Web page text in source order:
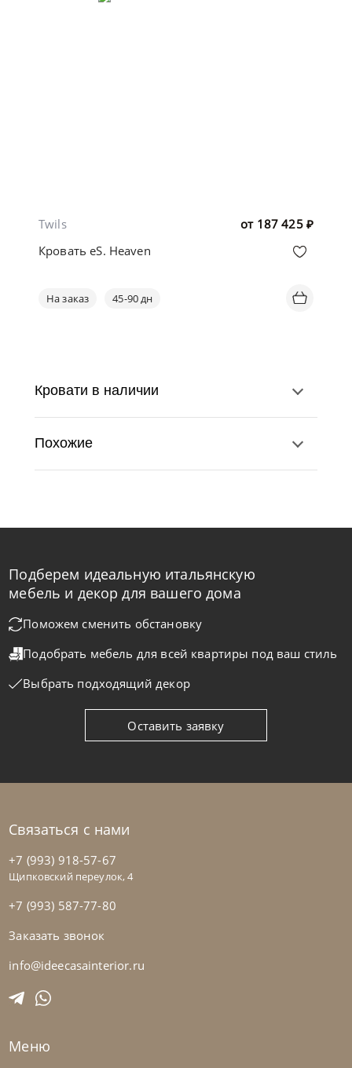
от 187 425 ₽
Twils
Кровать eS. Heaven
На заказ 45-90 дн
по запросу
Twils
На заказ 45-90 дн
Twils
Кровать Academy Piuma
Кровати в наличии
Похожие
Подберем идеальную итальянскую
мебель и декор для вашего дома
Поможем сменить обстановку
Подобрать мебель для всей квартиры под ваш стиль
Выбрать подходящий декор
Оставить заявку
Связаться с нами
+7 (993) 918-57-67
Щипковский переулок, 4
+7 (993) 587-77-80
Заказать звонок
info@ideecasainterior.ru
Меню